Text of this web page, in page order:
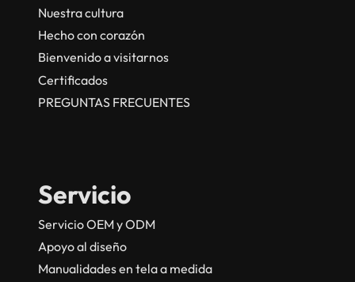
Nuestra cultura
Hecho con corazón
Bienvenido a visitarnos
Certificados
PREGUNTAS FRECUENTES
Servicio
Servicio OEM y ODM
Apoyo al diseño
Manualidades en tela a medida